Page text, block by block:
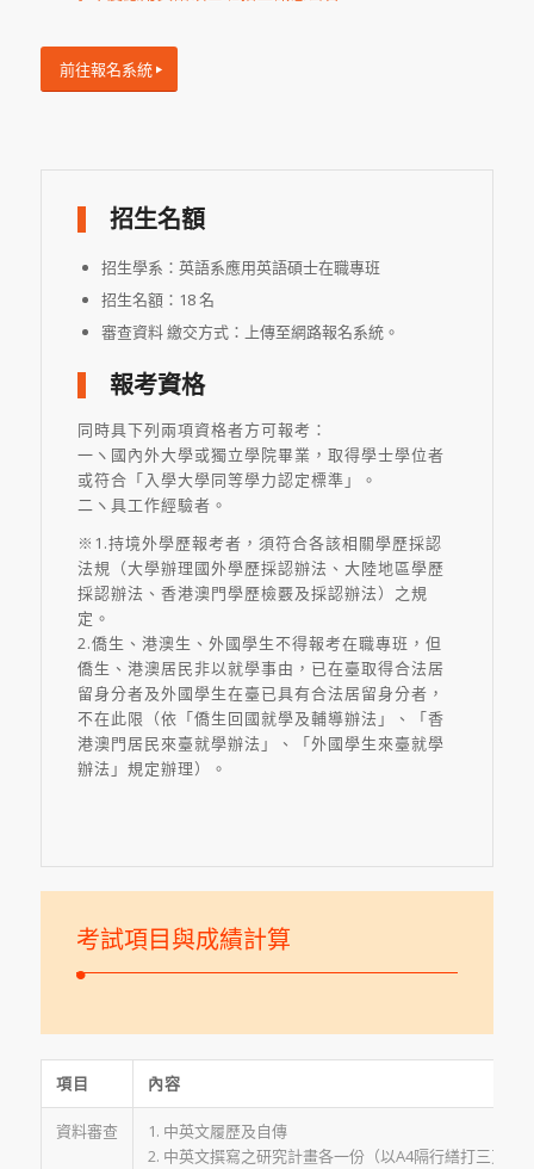
前往報名系統
招生名額
招生學系：英語系應用英語碩士在職專班
招生名額：18 名
審查資料 繳交方式：上傳至網路報名系統。
報考資格
同時具下列兩項資格者方可報考：
一ヽ國內外大學或獨立學院畢業，取得學士學位者
或符合「入學大學同等學力認定標準」。
二ヽ具工作經驗者。
※1.持境外學歷報考者，須符合各該相關學歷採認
法規（大學辦理國外學歷採認辦法、大陸地區學歷
採認辦法、香港澳門學歷檢覈及採認辦法）之規
定。
2.僑生、港澳生、外國學生不得報考在職專班，但
僑生、港澳居民非以就學事由，已在臺取得合法居
留身分者及外國學生在臺已具有合法居留身分者，
不在此限（依「僑生回國就學及輔導辦法」、「香
港澳門居民來臺就學辦法」、「外國學生來臺就學
辦法」規定辦理）。
考試項目與成績計算
項目 內容
資料審查
1. 中英文履歷及自傳
2. 中英文撰寫之研究計畫各一份（以A4隔行繕打三頁為